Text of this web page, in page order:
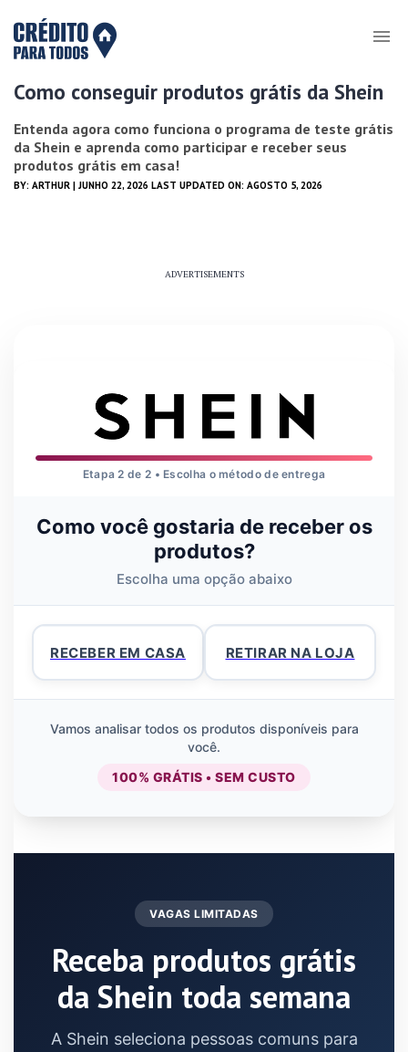
Como conseguir produtos grátis da Shein
Entenda agora como funciona o programa de teste grátis
da Shein e aprenda como participar e receber seus
produtos grátis em casa!
BY: ARTHUR | JUNHO 22, 2026 LAST UPDATED ON: AGOSTO 5, 2026
ADVERTISEMENTS
Etapa 2 de 2 • Escolha o método de entrega
Como você gostaria de receber os
produtos?
Escolha uma opção abaixo
RECEBER EM CASA RETIRAR NA LOJA
Vamos analisar todos os produtos disponíveis para
você.
100% GRÁTIS • SEM CUSTO
VAGAS LIMITADAS
Receba produtos grátis
da Shein toda semana
A Shein seleciona pessoas comuns para